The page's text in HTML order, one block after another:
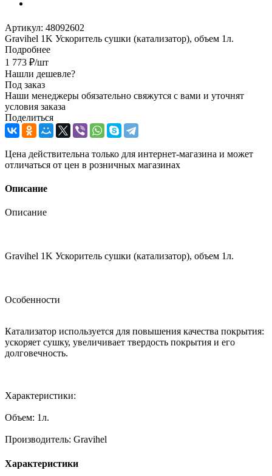
Артикул: 48092602
Gravihel 1K Ускоритель сушки (катализатор), объем 1л.
Подробнее
1 773 ₽/шт
Нашли дешевле?
Под заказ
Наши менеджеры обязательно свяжутся с вами и уточнят
условия заказа
Поделиться
Цена действительна только для интернет-магазина и может
отличаться от цен в розничных магазинах
Описание
Описание
Gravihel 1K Ускоритель сушки (катализатор), объем 1л.
Особенности
Катализатор используется для повышения качества покрытия:
ускоряет сушку, увеличивает твердость покрытия и его
долговечность.
Характеристики:
Объем: 1л.
Производитель: Gravihel
Характеристики